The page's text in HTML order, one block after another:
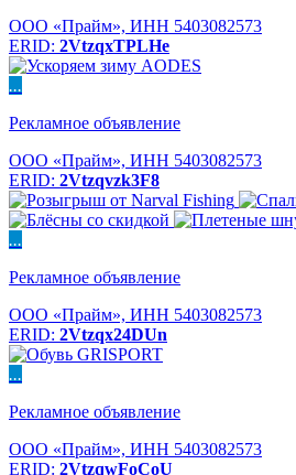
ООО «Прайм», ИНН 5403082573
ERID: 2VtzqxTPLHe
...
Рекламное объявление
ООО «Прайм», ИНН 5403082573
ERID: 2Vtzqvzk3F8
...
Рекламное объявление
ООО «Прайм», ИНН 5403082573
ERID: 2Vtzqx24DUn
...
Рекламное объявление
ООО «Прайм», ИНН 5403082573
ERID: 2VtzqwFoCoU